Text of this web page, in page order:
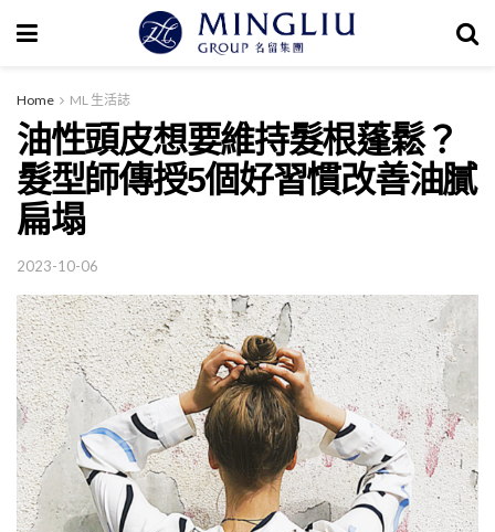
Home ML 生活誌
油性頭皮想要維持髮根蓬鬆？
髮型師傳授5個好習慣改善油膩
扁塌
2023-10-06